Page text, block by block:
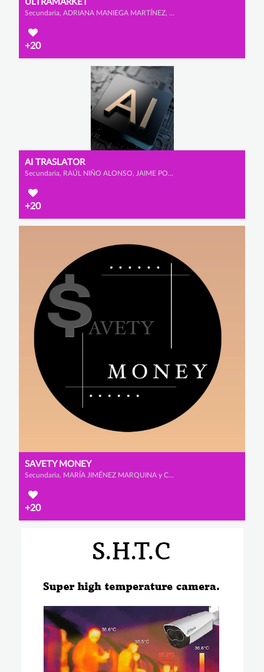
ULTRAMARKET
Secundaria, ADRIANA MANIEGA MARTÍNEZ, CARLOTA MORENO PRADO y IRENE MUÑOZ ROMERO
+20
AI TRASLATOR
Secundaria, RAÚL NIÑO ALONSO, JAIME POMBO CARAMÉ y TEO SENFTLEBEN
+20
SAVETY MONEY
Secundaria, MARÍA JIMÉNEZ MARQUINA y CELIA MUÑOZ ROMERO
+20